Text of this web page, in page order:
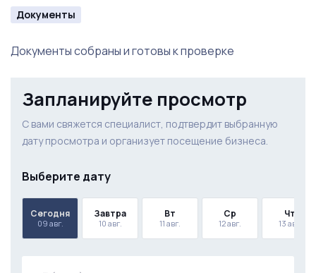
Документы
Документы собраны и готовы к проверке
Запланируйте просмотр
С вами свяжется специалист, подтвердит выбранную
дату просмотра и организует посещение бизнеса.
Выберите дату
Сегодня
09 авг.
Завтра
10 авг.
Вт
11 авг.
Ср
12 авг.
Чт
13 авг.